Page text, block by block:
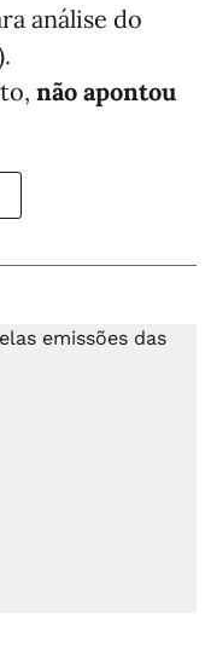
análise do
não apontou